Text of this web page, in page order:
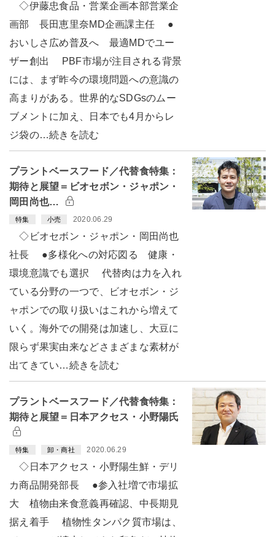
◇伊藤忠食品・営業企画本部営業企
画部 長田恵里奈MD企画課主任 ●
おいしさ広め普及へ 最適MDでユー
ザー創出 PBF市場が注目される背景
には、まず昨今の環境問題への意識の
高まりがある。世界的なSDGsのムー
ブメントに加え、日本でも4月からレ
ジ袋の…続きを読む
プラントベースフード／代替食特集：
期待と展望＝ビオセボン・ジャポン・
岡田尚也…
特集 小売 2020.06.29
◇ビオセボン・ジャポン・岡田尚也
社長 ●多様化への対応図る 健康・
環境意識でも選択 代替肉は力を入れ
ている分野の一つで、ビオセボン・ジ
ャポンでの取り扱いはこれから増えて
いく。海外での開発は加速し、大豆に
限らず果実由来などさまざまな素材が
出てきてい…続きを読む
プラントベースフード／代替食特集：
期待と展望＝日本アクセス・小野陽氏
特集 卸・商社 2020.06.29
◇日本アクセス・小野陽生鮮・デリ
カ商品開発部長 ●参入社増で市場拡
大 植物由来食意義再確認、中長期見
据え着手 植物性タンパク質市場は、